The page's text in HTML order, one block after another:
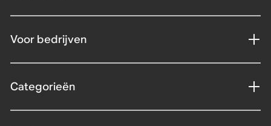
Voor bedrijven
Categorieën